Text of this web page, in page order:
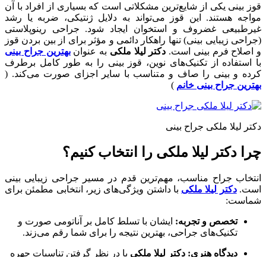
قوز بینی یکی از شایع‌ترین مشکلاتی است که بسیاری از افراد با آن
مواجه هستند. این قوز می‌تواند به دلایل ژنتیکی، ضربه یا رشد
غیرطبیعی غضروف و استخوان ایجاد شود. جراحی رینوپلاستی
(جراحی زیبایی بینی) تنها راهکار دائمی و مؤثر برای از بین بردن قوز
و اصلاح فرم بینی است. دکتر لیلا ملکی به عنوانبهترین جراح بینی
با استفاده از تکنیک‌های نوین، قوز بینی را به طور کامل برطرف
کرده و بینی را صاف و متناسب با سایر اجزای صورت می‌کند. (
بهترین جراح بینی خانم )
دکتر لیلا ملکی جراح بینی
چرا دکتر لیلا ملکی را انتخاب کنیم؟
انتخاب جراح مناسب، مهم‌ترین قدم در مسیر جراحی زیبایی بینی
است.دکتر لیلا ملکی با داشتن ویژگی‌های زیر، انتخابی مطمئن برای
شماست:
تخصص و تجربه: ایشان با تسلط کامل بر آناتومی صورت و
تکنیک‌های جراحی، بهترین نتیجه را برای شما رقم می‌زند.
دیدگاه هنری: دکتر لیلا ملکی با در نظر گرفتن تناسبات چهره